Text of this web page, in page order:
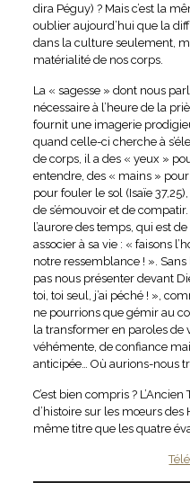
dira Péguy) ? Mais c’est la
oublier aujourd’hui que la
dans la culture seulement,
matérialité de nos corps.
La « sagesse » dont nous
nécessaire à l’heure de la
fournit une imagerie
quand celle-ci cherche à
de corps, il a des « yeux »
entendre, des « mains »
pour fouler le sol (Isaïe
de s’émouvoir et de
l’aurore des temps, qui est
associer à sa vie : « faisons
notre ressemblance ! ».
pas nous présenter devant
toi, toi seul, j’ai péché ! »,
ne pourrions que gémir au
la transformer en paroles de
véhémente, de confiance
anticipée… Où aurions-nous
C’est bien compris ?
d’histoire sur les mœurs des
même titre que les quatre